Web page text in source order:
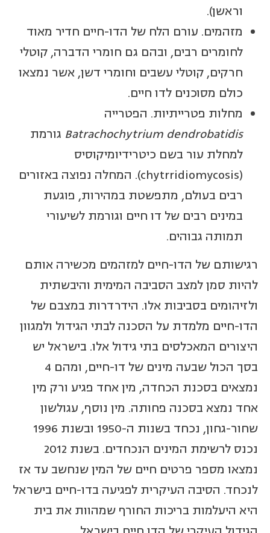
וראשן).
מזהמים. עורם הלח של הדו-חיים חדיר מאוד
לחומרים רבים, ובהם גם חומרי הדברה, קוטלי
חרקים, קוטלי עשבים וחומרי דשן, אשר נמצאו
כולם מסוכנים לדו חיים.
מחלות פטרייתיות. הפטרייה
Batrachochytrium dendrobatidis גורמת
למחלת עור בשם כיטרידיומיקוסיס
(chytrridiomycosis). המחלה נפוצה באזורים
רבים בעולם, מתפשטת במהירות, פוגעת
במינים רבים של דו חיים וגורמת לשיעורי
תמותה גבוהים.
רגישותם של הדו-חיים למזהמים מכשירה אותם
להיות סמן למצב הסביבה המימית והיבשתית
ולזיהומים בסביבות אלו. הידרדרות במצבם של
הדו-חיים מלמדת על הסכנה לבתי הגידול ולמגוון
היצורים המאכלסים בתי גידול אלו. בישראל יש
בסך הכול שבעה מינים של דו-חיים, ומהם 4
נמצאים בסכנת הכחדה, מין אחד פגיע ורק מין
אחד נמצא בסכנה פחותה. מין נוסף, עגולשון
שחור-גחון, נכחד בשנות ה-1950 ובשנת 1996
נכנס לרשימת המינים הנכחדים. בשנת 2012
נמצאו מספר פרטים חיים של המין שנחשב עד אז
לנכחד. הסיבה העיקרית לפגיעה בדו-חיים בישראל
היא היעלמות בריכות החורף שמהוות את בית